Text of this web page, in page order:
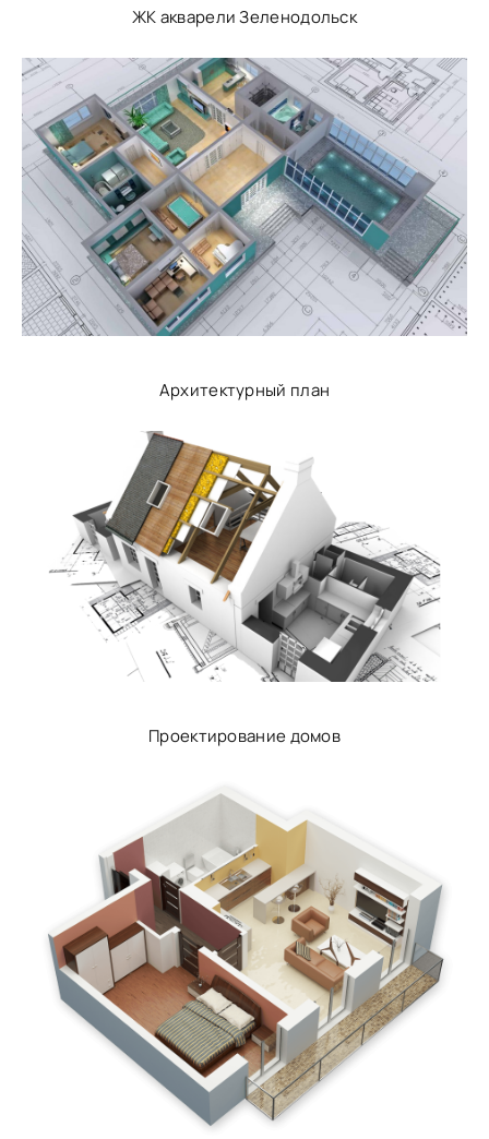
ЖК акварели Зеленодольск
Архитектурный план
Проектирование домов